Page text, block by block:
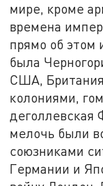
мире, кроме
времена
прямо об этом
была
США,
колониями,
деголлевская
мелочь были
союзниками
Германии и